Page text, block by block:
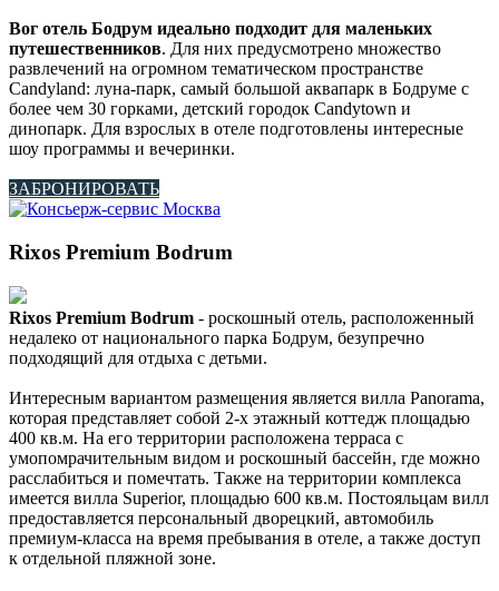
Вог отель Бодрум идеально подходит для маленьких
путешественников. Для них предусмотрено множество
развлечений на огромном тематическом пространстве
Candyland: луна-парк, самый большой аквапарк в Бодруме с
более чем 30 горками, детский городок Candytown и
динопарк. Для взрослых в отеле подготовлены интересные
шоу программы и вечеринки.
ЗАБРОНИРОВАТЬ
Rixos Premium Bodrum
Rixos Premium Bodrum - роскошный отель, расположенный
недалеко от национального парка Бодрум, безупречно
подходящий для отдыха с детьми.
Интересным вариантом размещения является вилла Panorama,
которая представляет собой 2-х этажный коттедж площадью
400 кв.м. На его территории расположена терраса с
умопомрачительным видом и роскошный бассейн, где можно
расслабиться и помечтать. Также на территории комплекса
имеется вилла Superior, площадью 600 кв.м. Постояльцам вилл
предоставляется персональный дворецкий, автомобиль
премиум-класса на время пребывания в отеле, а также доступ
к отдельной пляжной зоне.